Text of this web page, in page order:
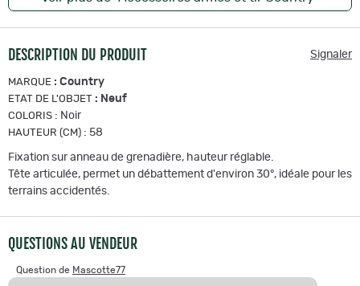
DESCRIPTION DU PRODUIT Signaler
MARQUE : Country
ETAT DE L'OBJET : Neuf
COLORIS : Noir
HAUTEUR (CM) : 58
Fixation sur anneau de grenadière, hauteur réglable.
Tête articulée, permet un débattement d'environ 30°, idéale pour les
terrains accidentés.
QUESTIONS AU VENDEUR
Question de Mascotte77